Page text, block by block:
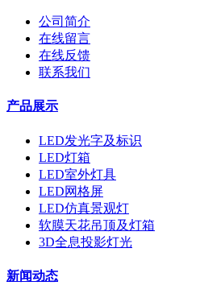
公司简介
在线留言
在线反馈
联系我们
产品展示
LED发光字及标识
LED灯箱
LED室外灯具
LED网格屏
LED仿真景观灯
软膜天花吊顶及灯箱
3D全息投影灯光
新闻动态